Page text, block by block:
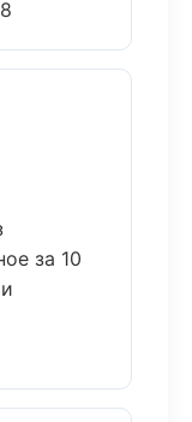
за 10